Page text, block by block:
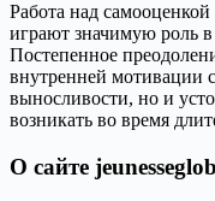
Работа над
играют значимую роль
Постепенное
внутренней мотивации
выносливости, но и
возникать во время
О сайте